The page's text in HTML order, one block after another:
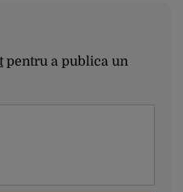
pentru a publica un